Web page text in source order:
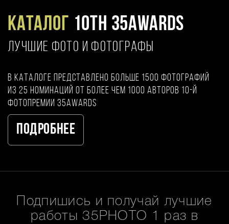
Каталог 10TH 35AWARDS
ЛУЧШИЕ ФОТО И ФОТОГРАФЫ
В каталоге представлено больше 1500 фотографий
из 25 номинаций от более чем 1000 авторов 10-й
фотопремии 35AWARDS
Подробнее
Подпишись и получай лучшие
работы 35PHOTO 1 раз в